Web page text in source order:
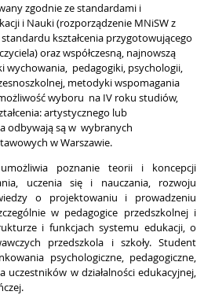
zgodnie ze standardami i
i Nauki (rozporządzenie MNiSW z
kształcenia przygotowującego
oraz współczesną, najnowszą
wychowania, pedagogiki, psychologii,
metodyki wspomagania
wyboru na IV roku studiów,
artystycznego lub
odbywają są w wybranych
w Warszawie.
umożliwia poznanie teorii i koncepcji
uczenia się i nauczania, rozwoju
o projektowaniu i prowadzeniu
w pedagogice przedszkolnej i
i funkcjach systemu edukacji, o
przedszkola i szkoły. Student
psychologiczne, pedagogiczne,
uczestników w działalności edukacyjnej,